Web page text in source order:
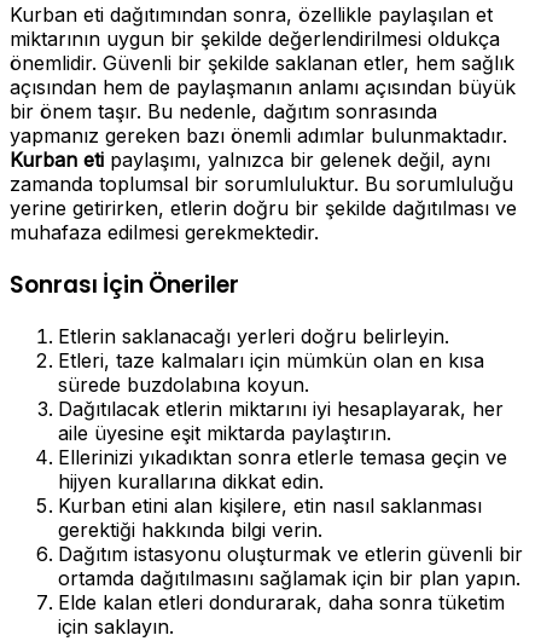
Kurban eti dağıtımından sonra, özellikle paylaşılan et
miktarının uygun bir şekilde değerlendirilmesi oldukça
önemlidir. Güvenli bir şekilde saklanan etler, hem sağlık
açısından hem de paylaşmanın anlamı açısından büyük
bir önem taşır. Bu nedenle, dağıtım sonrasında
yapmanız gereken bazı önemli adımlar bulunmaktadır.
Kurban eti paylaşımı, yalnızca bir gelenek değil, aynı
zamanda toplumsal bir sorumluluktur. Bu sorumluluğu
yerine getirirken, etlerin doğru bir şekilde dağıtılması ve
muhafaza edilmesi gerekmektedir.
Sonrası İçin Öneriler
Etlerin saklanacağı yerleri doğru belirleyin.
Etleri, taze kalmaları için mümkün olan en kısa
sürede buzdolabına koyun.
Dağıtılacak etlerin miktarını iyi hesaplayarak, her
aile üyesine eşit miktarda paylaştırın.
Ellerinizi yıkadıktan sonra etlerle temasa geçin ve
hijyen kurallarına dikkat edin.
Kurban etini alan kişilere, etin nasıl saklanması
gerektiği hakkında bilgi verin.
Dağıtım istasyonu oluşturmak ve etlerin güvenli bir
ortamda dağıtılmasını sağlamak için bir plan yapın.
Elde kalan etleri dondurarak, daha sonra tüketim
için saklayın.